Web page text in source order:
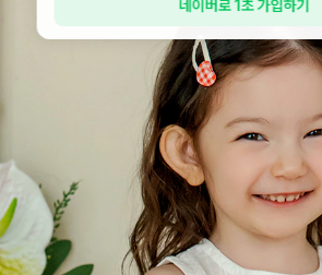
네이버로 1초 가입하기